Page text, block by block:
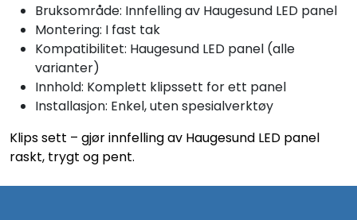
Bruksområde: Innfelling av Haugesund LED panel
Montering: I fast tak
Kompatibilitet: Haugesund LED panel (alle
varianter)
Innhold: Komplett klipssett for ett panel
Installasjon: Enkel, uten spesialverktøy
Klips sett – gjør innfelling av Haugesund LED panel
raskt, trygt og pent.